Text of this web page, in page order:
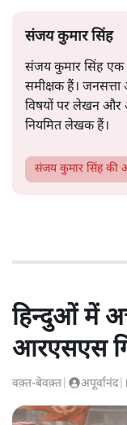
संजय कुमार सिंह
संजय कुमार सिंह
समीक्षक हैं।
विषयों पर लेखन और
नियमित लेखक हैं।
संजय कुमार सिंहकी
हिन्दुओं में
आरएसएस
वक़्त-बेवक़्त अपूर्वानंद|